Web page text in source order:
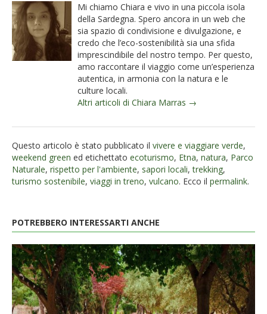
Mi chiamo Chiara e vivo in una piccola isola
della Sardegna. Spero ancora in un web che
sia spazio di condivisione e divulgazione, e
credo che l’eco-sostenibilità sia una sfida
imprescindibile del nostro tempo. Per questo,
amo raccontare il viaggio come un’esperienza
autentica, in armonia con la natura e le
culture locali.
Altri articoli di Chiara Marras →
Questo articolo è stato pubblicato il vivere e viaggiare verde,
weekend green ed etichettato ecoturismo, Etna, natura, Parco
Naturale, rispetto per l'ambiente, sapori locali,trekking,
turismo sostenibile, viaggi in treno, vulcano. Ecco il permalink.
POTREBBERO INTERESSARTI ANCHE